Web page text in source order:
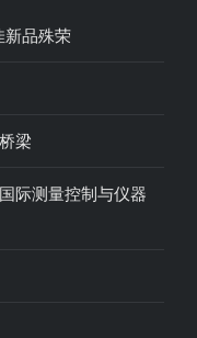
新品殊荣
梁
际测量控制与仪器